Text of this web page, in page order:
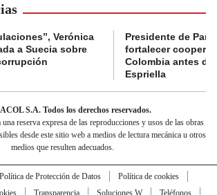
Verónica
a Suecia sobre
Presidente de
fortalecer
Colombia antes de
Espriella
S.A. Todos los derechos reservados.
reserva expresa de las reproducciones y usos de las obras
desde este sitio web a medios de lectura mecánica u otros
medios que resulten adecuados.
Política de Protección de Datos
Política de cookies
Transparencia Soluciones W
Teléfonos